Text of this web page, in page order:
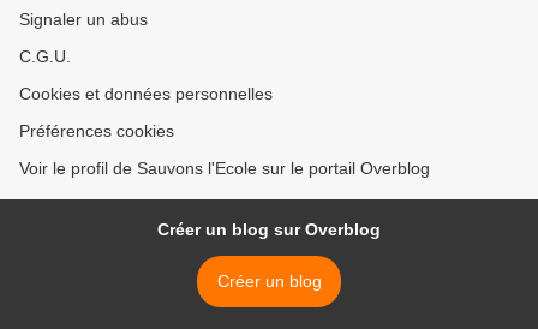
Signaler un abus
C.G.U.
Cookies et données personnelles
Préférences cookies
Voir le profil de Sauvons l'Ecole sur le portail Overblog
Créer un blog sur Overblog
Créer un blog